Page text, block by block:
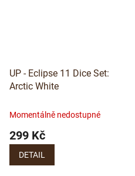
UP - Eclipse 11 Dice Set:
Arctic White
Momentálně nedostupné
299 Kč
DETAIL